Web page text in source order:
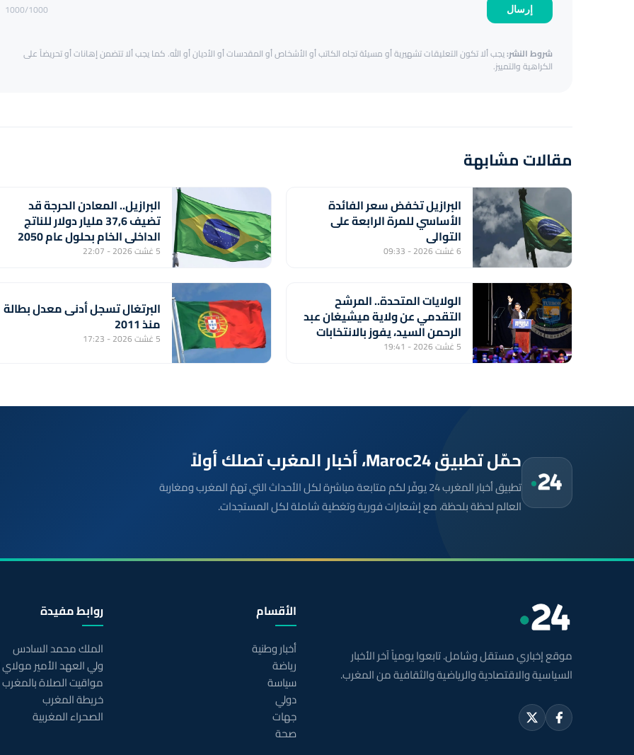
إرسال 1000/1000
شروط النشر:يجب ألا تكون التعليقات تشهيرية أو مسيئة تجاه الكاتب أو الأشخاص أو المقدسات أو الأديان أو الله. كما يجب ألا تتضمن إهانات أو تحريضاً على
الكراهية والتمييز.
مقالات مشابهة
البرازيل تخفض سعر الفائدة
الأساسي للمرة الرابعة على
التوالي
6 غشت 2026 - 09:33
البرازيل.. المعادن الحرجة قد
تضيف 37,6 مليار دولار للناتج
الداخلي الخام بحلول عام 2050
(دراسة)
5 غشت 2026 - 22:07
الولايات المتحدة.. المرشح
التقدمي عن ولاية ميشيغان عبد
الرحمن السيد، يفوز بالانتخابات
التمهيدية للحزب الديمقراطي
5 غشت 2026 - 19:41
البرتغال تسجل أدنى معدل بطالة
منذ 2011
5 غشت 2026 - 17:23
حمّل تطبيق Maroc24، أخبار المغرب تصلك أولاً
تطبيق أخبار المغرب 24 يوفّر لكم متابعة مباشرة لكل الأحداث التي تهمّ المغرب ومغاربة
العالم لحظة بلحظة، مع إشعارات فورية وتغطية شاملة لكل المستجدات.
موقع إخباري مستقل وشامل. تابعوا يومياً آخر الأخبار
السياسية والاقتصادية والرياضية والثقافية من المغرب.
الأقسام
أخبار وطنية
رياضة
سياسة
دولي
جهات
صحة
روابط مفيدة
الملك محمد السادس
ولي العهد الأمير
مواقيت الصلاة بالمغرب
خريطة المغرب
الصحراء المغربية